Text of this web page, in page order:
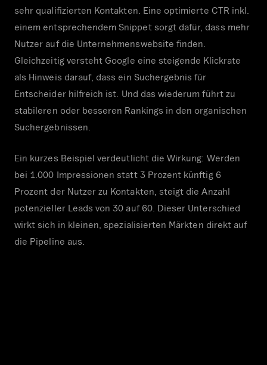
sehr qualifizierten Kontakten. Eine optimierte CTR inkl.
einem entsprechendem Snippet sorgt dafür, dass mehr
Nutzer auf die Unternehmenswebsite finden.
Gleichzeitig versteht Google eine steigende Klickrate
als Hinweis darauf, dass ein Suchergebnis für
Entscheider hilfreich ist. Und das wiederum führt zu
stabileren oder besseren Rankings in den organischen
Suchergebnissen.
Ein kurzes Beispiel verdeutlicht die Wirkung: Werden
bei 1.000 Impressionen statt 3 Prozent künftig 6
Prozent der Nutzer zu Kontakten, steigt die Anzahl
potenzieller Leads von 30 auf 60. Dieser Unterschied
wirkt sich in kleinen, spezialisierten Märkten direkt auf
die Pipeline aus.